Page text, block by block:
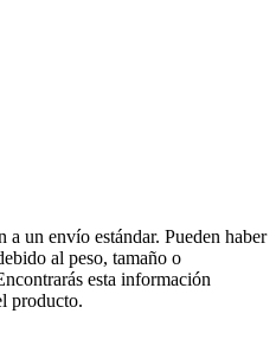
a un envío estándar. Pueden haber
al peso, tamaño o
esta información
producto.